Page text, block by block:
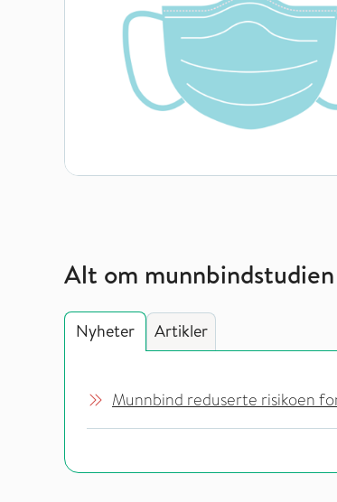
Alt om munnbindstudien
Nyheter Artikler
Munnbind reduserte risikoen